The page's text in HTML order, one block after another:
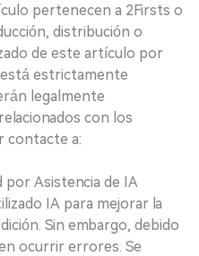
pertenecen a 2Firsts o
distribución o
de este artículo por
estrictamente
legalmente
con los
contacte a:
por Asistencia de IA
IA para mejorar la
Sin embargo, debido
ocurrir errores. Se